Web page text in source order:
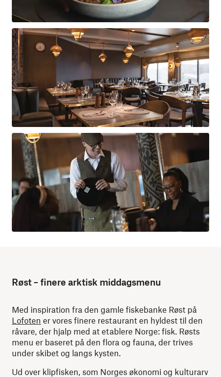
Røst – finere arktisk middagsmenu
Med inspiration fra den gamle fiskebanke Røst på
Lofoten er vores finere restaurant en hyldest til den
råvare, der hjalp med at etablere Norge: fisk. Røsts
menu er baseret på den flora og fauna, der trives
under skibet og langs kysten.
Ud over klipfisken, som Norges økonomi og kulturarv